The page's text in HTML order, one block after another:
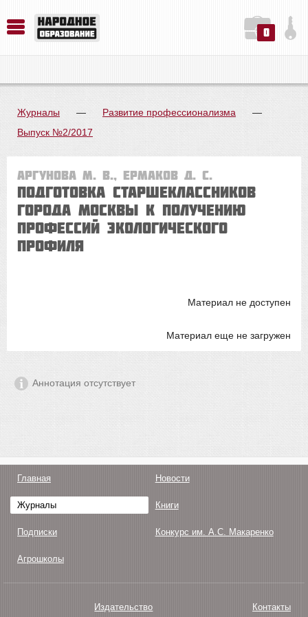
0
Журналы — Развитие профессионализма
—
Выпуск №2/2017
Аргунова М. В., Ермаков Д. С.
ПОДГОТОВКА СТАРШЕКЛАССНИКОВ
ГОРОДА МОСКВЫ К ПОЛУЧЕНИЮ
ПРОФЕССИЙ ЭКОЛОГИЧЕСКОГО
ПРОФИЛЯ
Материал не доступен
Материал еще не загружен
Аннотация отсутствует
Главная Новости
Журналы Книги
Подписки Конкурс им. А.С. Макаренко
Агрошколы
Издательство Контакты